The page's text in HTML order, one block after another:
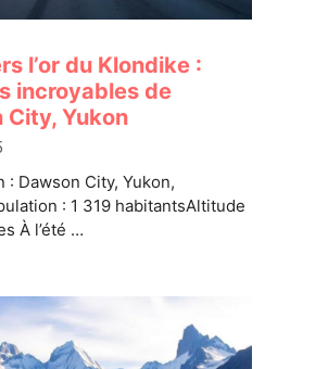
l’or du Klondike :
incroyables de
City, Yukon
: Dawson City, Yukon,
: 1 319 habitantsAltitude
À l’été …